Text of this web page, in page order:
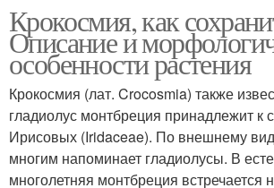
Крокосмия, как
Описание и
особенности растения
Крокосмия (лат. Crocosmia) также
гладиолус монтбреция принадлежит к
Ирисовых (Iridaceae). По внешнему
многим напоминает гладиолусы. В
многолетняя монтбреция встречается